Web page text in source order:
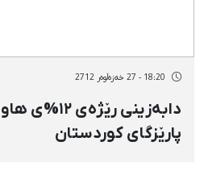
18:20 - 27 خەزەڵوەر 2712
دابەزینی
پارێزگای کوردستان